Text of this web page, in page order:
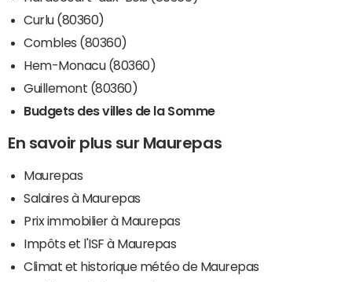
Curlu (80360)
Combles (80360)
Hem-Monacu (80360)
Guillemont (80360)
Budgets des villes de la Somme
En savoir plus sur Maurepas
Maurepas
Salaires à Maurepas
Prix immobilier à Maurepas
Impôts et l'ISF à Maurepas
Climat et historique météo de Maurepas